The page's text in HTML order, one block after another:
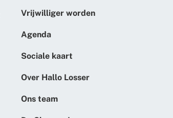
Vrijwilliger worden
Agenda
Sociale kaart
Over Hallo Losser
Ons team